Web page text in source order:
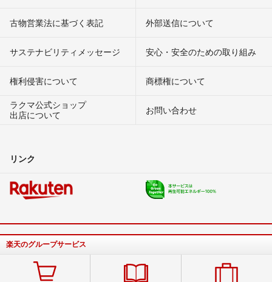
古物営業法に基づく表記 外部送信について
サステナビリティメッセージ 安心・安全のための取り組み
権利侵害について
商標権について
ラクマ公式ショップ
出店について
お問い合わせ
リンク
楽天のグループサービス